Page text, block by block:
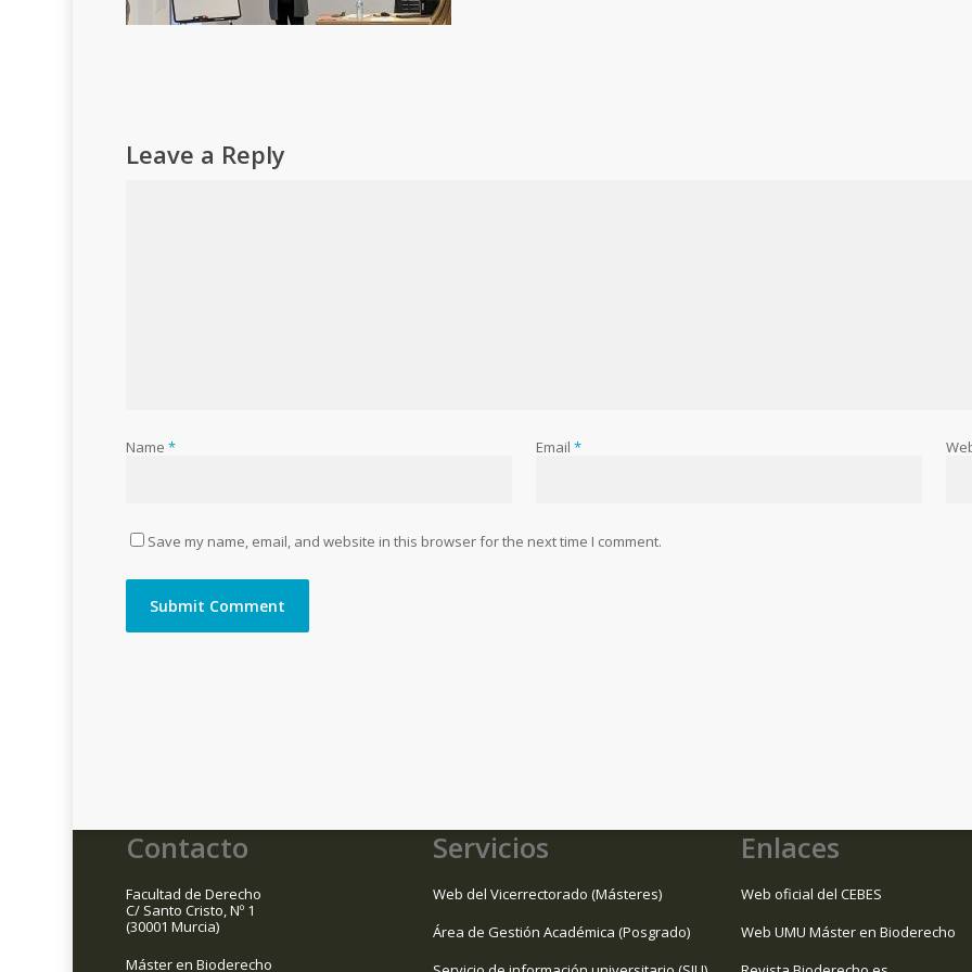
Leave a Reply
Name * Email *
Save my name, email, and website in this browser for the next time I comment.
Contacto
Facultad de Derecho
C/ Santo Cristo, Nº 1
(30001 Murcia)
Máster en Bioderecho
Servicios
Web del Vicerrectorado (Másteres)
Área de Gestión Académica (Posgrado)
Enlaces
Web oficial del CEBES
Web UMU Máster en Bioderecho